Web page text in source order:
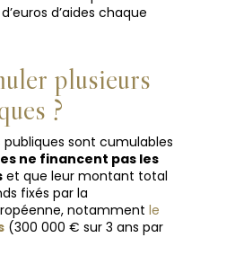
d’aides chaque
plusieurs
?
publiques sont cumulables
ne financent pas les
et que leur montant total
fixés par la
notamment le
(300 000 € sur 3 ans par